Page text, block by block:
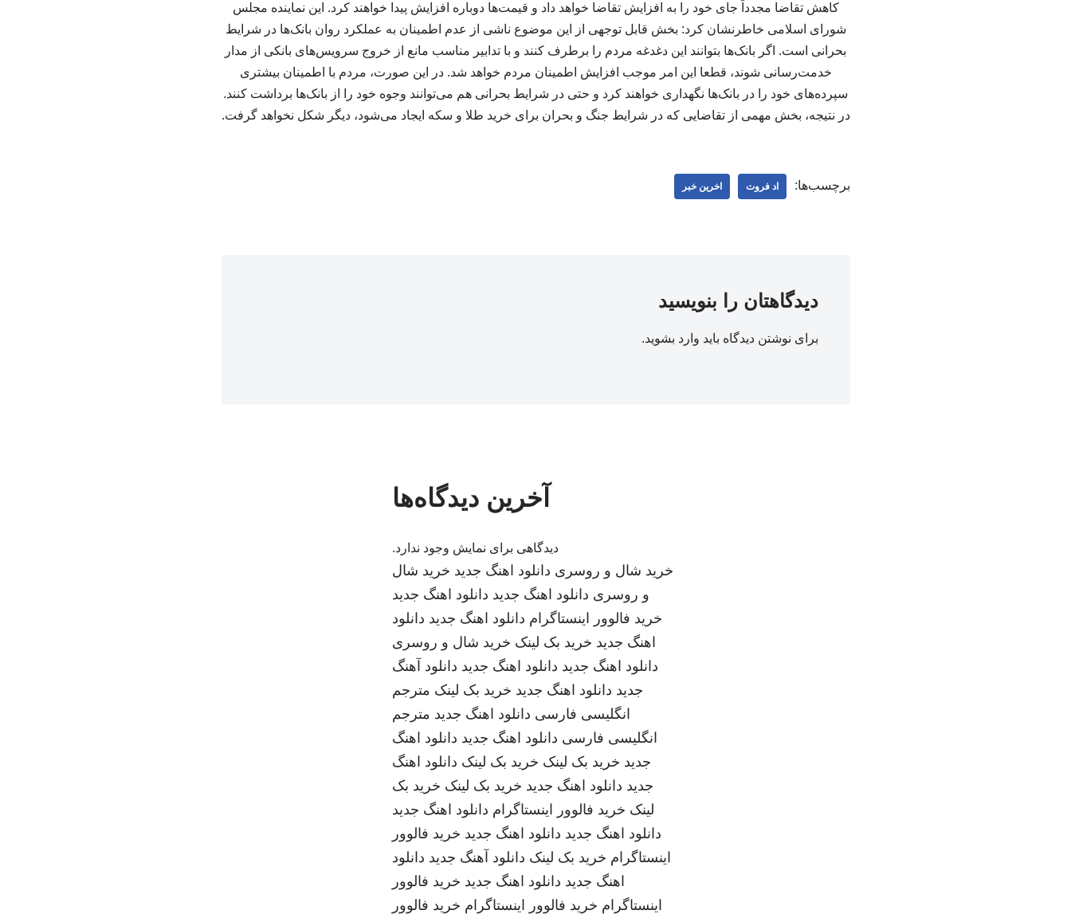
کاهش تقاضا مجدداً جای خود را به افزایش تقاضا خواهد داد و قیمت‌ها دوباره افزایش پیدا خواهند کرد. این نماینده مجلس
شورای اسلامی خاطرنشان کرد: بخش قابل توجهی از این موضوع ناشی از عدم اطمینان به عملکرد روان بانک‌ها در شرایط
بحرانی است. اگر بانک‌ها بتوانند این دغدغه مردم را برطرف کنند و با تدابیر مناسب مانع از خروج سرویس‌های بانکی از مدار
خدمت‌رسانی شوند، قطعا این امر موجب افزایش اطمینان مردم خواهد شد. در این صورت، مردم با اطمینان بیشتری
سپرده‌های خود را در بانک‌ها نگهداری خواهند کرد و حتی در شرایط بحرانی هم می‌توانند وجوه خود را از بانک‌ها برداشت کنند.
در نتیجه، بخش مهمی از تقاضایی که در شرایط جنگ و بحران برای خرید طلا و سکه ایجاد می‌شود، دیگر شکل نخواهد گرفت.
برچسب‌ها: اد فروت اخرین خبر
دیدگاهتان را بنویسید
برای نوشتن دیدگاه باید وارد بشوید.
آخرین دیدگاه‌ها
دیدگاهی برای نمایش وجود ندارد.
خرید شال و روسری دانلود اهنگ جدید خرید شال
و روسری دانلود اهنگ جدید دانلود اهنگ جدید
خرید فالوور اینستاگرام دانلود اهنگ جدید دانلود
اهنگ جدید خرید بک لینک خرید شال و روسری
دانلود اهنگ جدید دانلود اهنگ جدید دانلود آهنگ
جدید دانلود اهنگ جدید خرید بک لینک مترجم
انگلیسی فارسی دانلود اهنگ جدید مترجم
انگلیسی فارسی دانلود اهنگ جدید دانلود اهنگ
جدید خرید بک لینک خرید بک لینک دانلود اهنگ
جدید دانلود اهنگ جدید خرید بک لینک خرید بک
لینک خرید فالوور اینستاگرام دانلود اهنگ جدید
دانلود اهنگ جدید دانلود اهنگ جدید خرید فالوور
اینستاگرام خرید بک لینک دانلود آهنگ جدید دانلود
اهنگ جدید دانلود اهنگ جدید خرید فالوور
اینستاگرام خرید فالوور اینستاگرام خرید فالوور